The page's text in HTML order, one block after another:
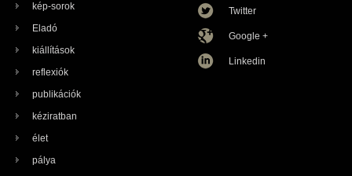
kép-sorok
Eladó
kiállítások
reflexiók
publikációk
kéziratban
élet
pálya
Twitter
Google +
Linkedin